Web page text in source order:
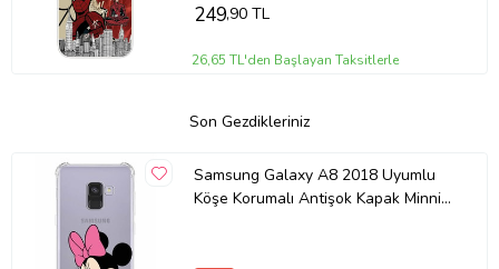
249,90 TL
26,65 TL'den Başlayan Taksitlerle
Son Gezdikleriniz
Samsung Galaxy A8 2018 Uyumlu
Köşe Korumalı Antişok Kapak Minnie